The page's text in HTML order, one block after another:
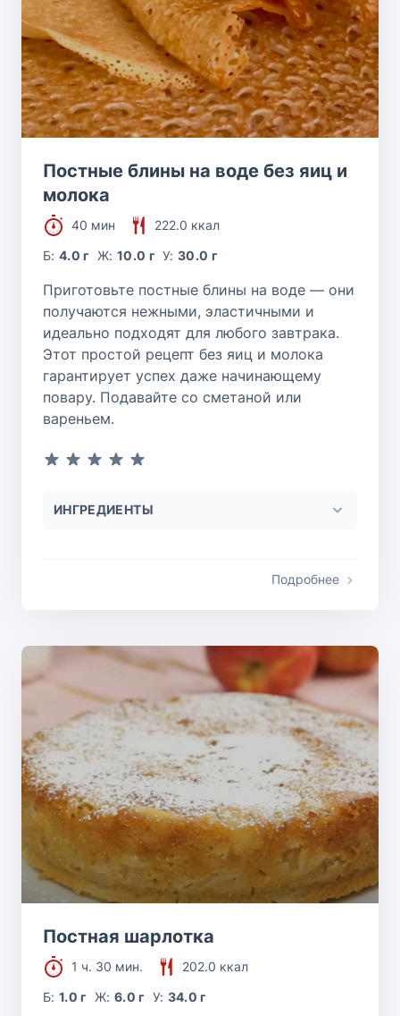
Постные блины на воде без яиц и
молока
40 мин
222.0 ккал
Б:4.0 г Ж: 10.0 г У:30.0 г
Приготовьте постные блины на воде — они
получаются нежными, эластичными и
идеально подходят для любого завтрака.
Этот простой рецепт без яиц и молока
гарантирует успех даже начинающему
повару. Подавайте со сметаной или
вареньем.
ИНГРЕДИЕНТЫ
Подробнее
Постная шарлотка
1 ч. 30 мин.
202.0 ккал
Б:1.0 г Ж: 6.0 г У: 34.0 г